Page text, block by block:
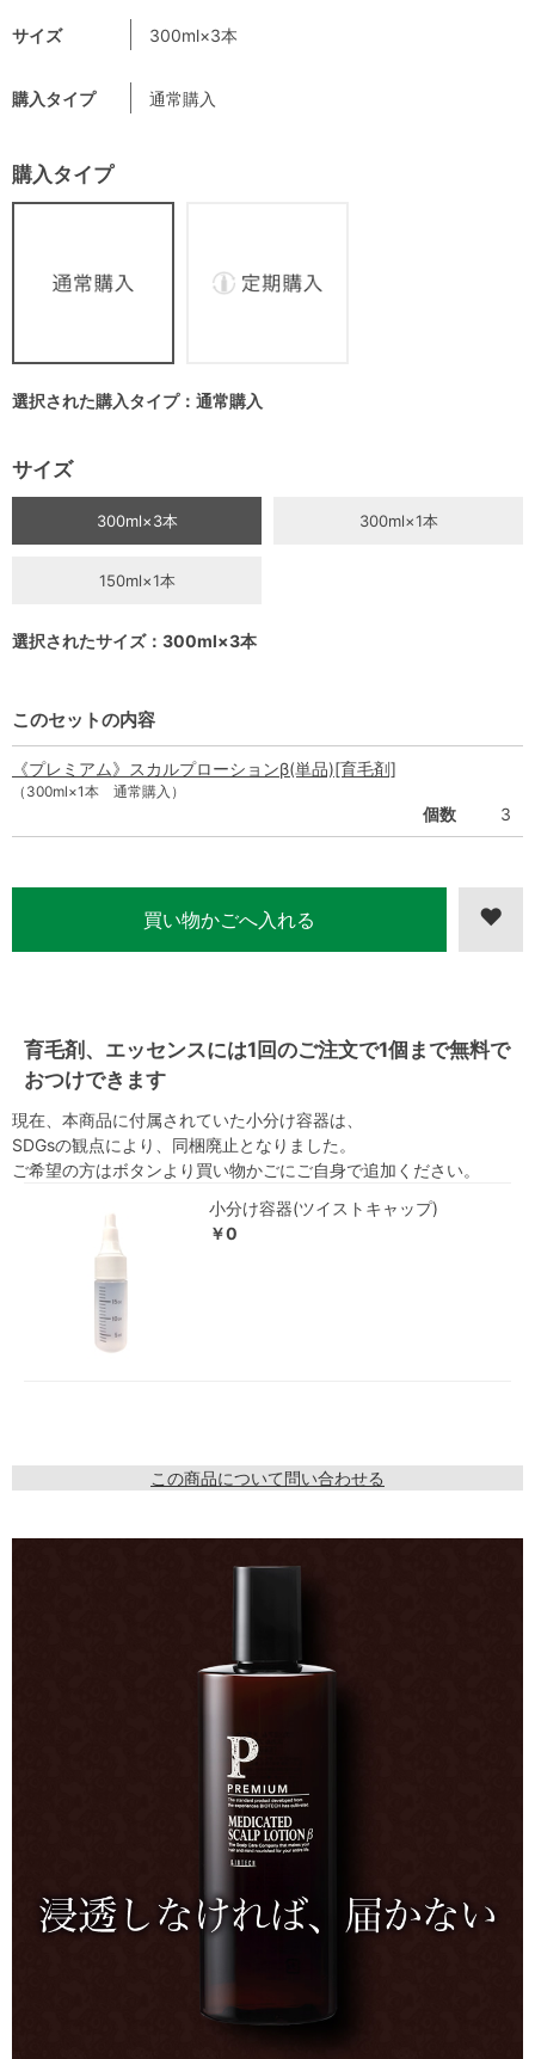
サイズ 300ml×3本
購入タイプ 通常購入
購入タイプ
選択された購入タイプ：通常購入
サイズ
300ml×3本 300ml×1本
150ml×1本
選択されたサイズ：300ml×3本
育毛剤、エッセンスには1回のご注文で1個まで無料で
おつけできます
現在、本商品に付属されていた小分け容器は、
SDGsの観点により、同梱廃止となりました。
ご希望の方はボタンより買い物かごにご自身で追加ください。
小分け容器(ツイストキャップ)
￥0
このセットの内容
《プレミアム》スカルプローションβ(単品)[育毛剤]
（300ml×1本 通常購入）
個数 3
この商品について問い合わせる